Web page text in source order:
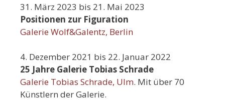
31. März 2023 bis 21. Mai 2023
Positionen zur Figuration
Galerie Wolf&Galentz, Berlin
4. Dezember 2021 bis 22. Januar 2022
25 Jahre Galerie Tobias Schrade
Galerie Tobias Schrade, Ulm. Mit über 70
Künstlern der Galerie.